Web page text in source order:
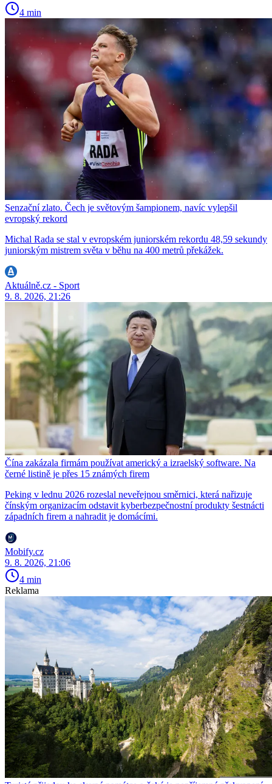
4 min
Senzační zlato. Čech je světovým šampionem, navíc vylepšil
evropský rekord
Michal Rada se stal v evropském juniorském rekordu 48,59 sekundy
juniorským mistrem světa v běhu na 400 metrů překážek.
Aktuálně.cz - Sport
9. 8. 2026, 21:26
Čína zakázala firmám používat americký a izraelský software. Na
černé listině je přes 15 známých firem
Peking v lednu 2026 rozeslal neveřejnou směrnici, která nařizuje
čínským organizacím odstavit kyberbezpečnostní produkty šestnácti
západních firem a nahradit je domácími.
Mobify.cz
9. 8. 2026, 21:06
4 min
Reklama